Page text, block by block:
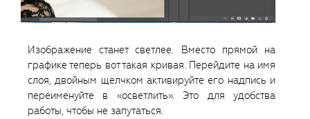
Изображение станет светлее. Вместо прямой на
графике теперь вот такая кривая. Перейдите на имя
слоя, двойным щелчком активируйте его надпись и
переименуйте в «осветлить». Это для удобства
работы, чтобы не запутаться.